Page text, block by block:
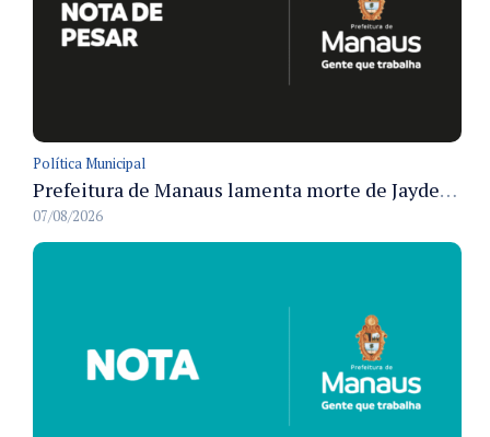
Política Municipal
Prefeitura de Manaus lamenta morte de Jayder Rego do Nascimento e informa velório na cidade
07/08/2026